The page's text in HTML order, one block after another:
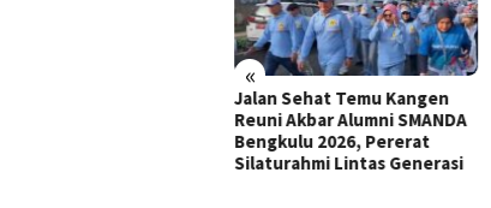
«
Jalan Sehat Temu Kangen
Reuni Akbar Alumni SMANDA
Bengkulu 2026, Pererat
Silaturahmi Lintas Generasi